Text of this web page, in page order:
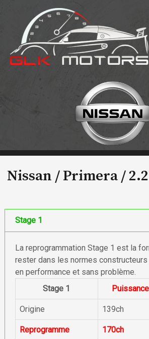
contenu
Nissan / Primera /
Stage 1
La reprogrammation Stage 1 est la
rester dans les normes constructeurs
en performance et sans problème.
Stage 1
Puissance
Origine 139ch
Reprogramme 170ch